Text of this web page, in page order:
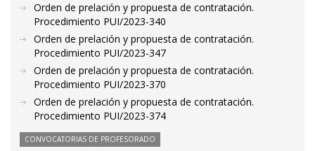
Orden de prelación y propuesta de contratación.
Procedimiento PUI/2023-340
Orden de prelación y propuesta de contratación.
Procedimiento PUI/2023-347
Orden de prelación y propuesta de contratación.
Procedimiento PUI/2023-370
Orden de prelación y propuesta de contratación.
Procedimiento PUI/2023-374
CONVOCATORIAS DE PROFESORADO